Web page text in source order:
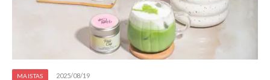
MAISTAS 2025/08/19